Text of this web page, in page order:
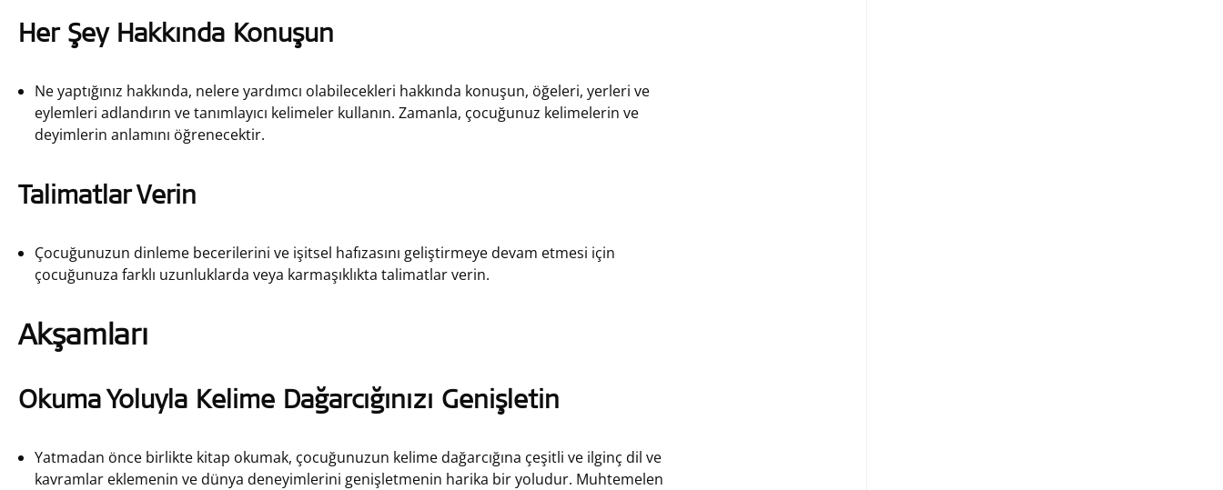
Her Şey Hakkında Konuşun
Ne yaptığınız hakkında, nelere yardımcı olabilecekleri hakkında konuşun, öğeleri, yerleri ve
eylemleri adlandırın ve tanımlayıcı kelimeler kullanın. Zamanla, çocuğunuz kelimelerin ve
deyimlerin anlamını öğrenecektir.
Talimatlar Verin
Çocuğunuzun dinleme becerilerini ve işitsel hafızasını geliştirmeye devam etmesi için
çocuğunuza farklı uzunluklarda veya karmaşıklıkta talimatlar verin.
Akşamları
Okuma Yoluyla Kelime Dağarcığınızı Genişletin
Yatmadan önce birlikte kitap okumak, çocuğunuzun kelime dağarcığına çeşitli ve ilginç dil ve
kavramlar eklemenin ve dünya deneyimlerini genişletmenin harika bir yoludur. Muhtemelen